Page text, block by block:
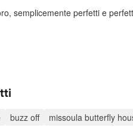
semplicemente perfetti e
buzz off missoula butterfly